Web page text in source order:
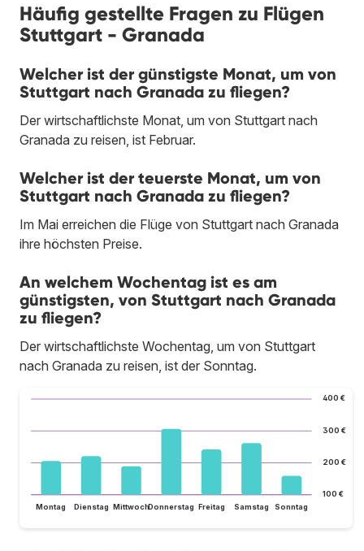
Häufig gestellte Fragen zu Flügen
Stuttgart - Granada
Welcher ist der günstigste Monat, um von
Stuttgart nach Granada zu fliegen?
Der wirtschaftlichste Monat, um von Stuttgart nach
Granada zu reisen, ist Februar.
Welcher ist der teuerste Monat, um von
Stuttgart nach Granada zu fliegen?
Im Mai erreichen die Flüge von Stuttgart nach Granada
ihre höchsten Preise.
An welchem Wochentag ist es am
günstigsten, von Stuttgart nach Granada
zu fliegen?
Der wirtschaftlichste Wochentag, um von Stuttgart
nach Granada zu reisen, ist der Sonntag.
100 €
200 €
300 €
400 €
Montag Dienstag MittwochDonnerstag Freitag Samstag Sonntag